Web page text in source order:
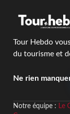
Tour Hebdo
du tourisme et
Ne rien
Notre équipe : Le